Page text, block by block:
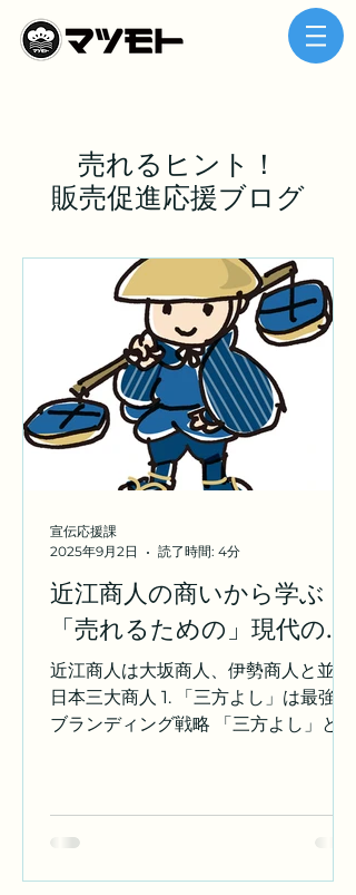
売れるヒント！
販売促進応援ブログ
近江商人の商いから学ぶ
「売れるための」現代のビ
ジネスヒント
近江商人は大坂商人、伊勢商人と並ぶ
日本三大商人 1. 「三方よし」は最強の
ブランディング戦略 「三方よし」と
環境を整え、さらに事業を通して社会
宣伝応援課
2025年9月2日
読了時間: 4分